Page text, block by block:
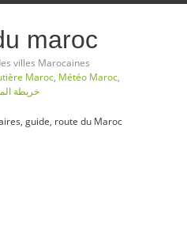
maroc
villes Marocaines
Maroc, Météo Maroc,
خريطة
guide, route du Maroc